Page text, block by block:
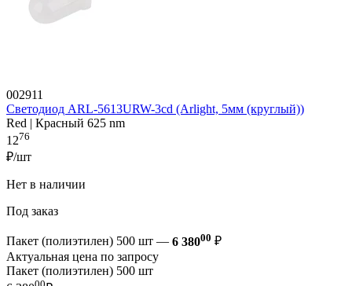
002911
Светодиод ARL-5613URW-3cd (Arlight, 5мм (круглый))
Red | Красный 625 nm
1276
₽/шт
Нет в наличии
Под заказ
Пакет (полиэтилен) 500 шт — 6 38000 ₽
Актуальная цена по запросу
Пакет (полиэтилен) 500 шт